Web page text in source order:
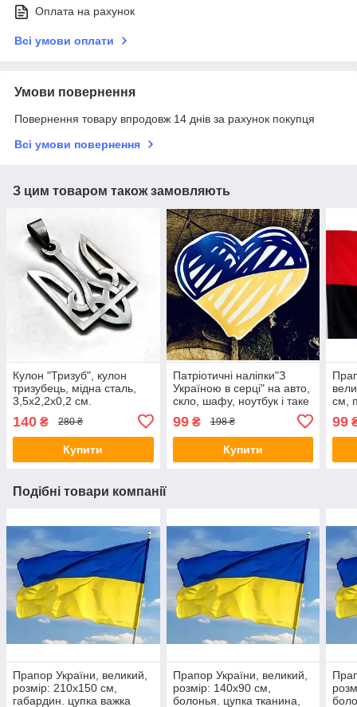
Оплата на рахунок
Всі умови оплати
Умови повернення
Повернення товару впродовж 14 днів за рахунок покупця
Всі умови повернення
З цим товаром також замовляють
Кулон "Тризуб", кулон
тризубець, мідна сталь,
3,5х2,2х0,2 см.
140 ₴ 280 ₴
Купити
Патріотичні наліпки"З
Україною в серці" на авто,
скло, шафу, ноутбук і таке
інше, 15х12 см.(можливі
індивідуальні розміри)
99₴ 198 ₴
Купити
см,
99
Подібні товари компанії
Прапор України, великий,
розмір: 210х150 см,
габардин. цупка важка
Прапор України, великий,
розмір: 140х90 см,
болонья. цупка тканина,